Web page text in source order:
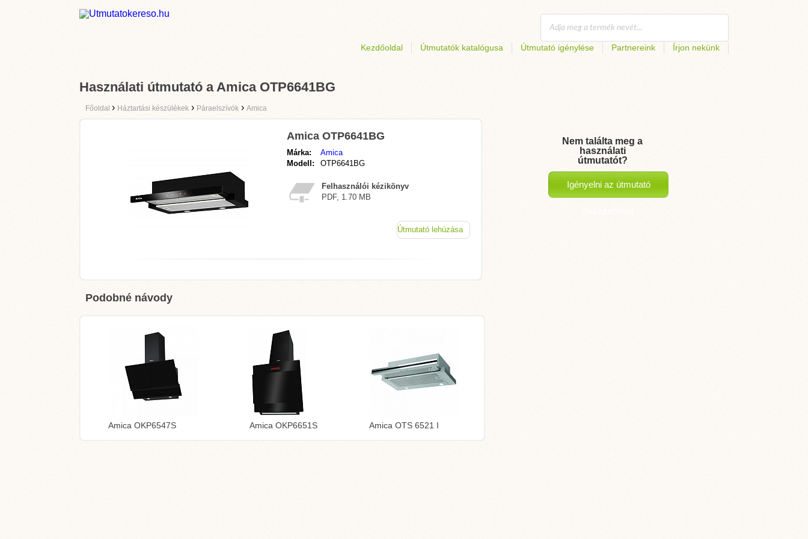
Kezdőoldal Útmutatók katalógusa Útmutató igénylése Partnereink Írjon nekünk
Használati útmutató a Amica OTP6641BG
Főoldal › Háztartási készülékek › Páraelszívók › Amica
Amica OTP6641BG
Márka:
Amica
Modell:
OTP6641BG
Felhasználói kézikönyv
PDF, 1.70 MB
Útmutató lehúzása
Podobné návody
Amica OKP6547S Amica OKP6651S Amica OTS 6521 I
Nem találta meg a
használati
útmutatót?
Igényelni az útmutató